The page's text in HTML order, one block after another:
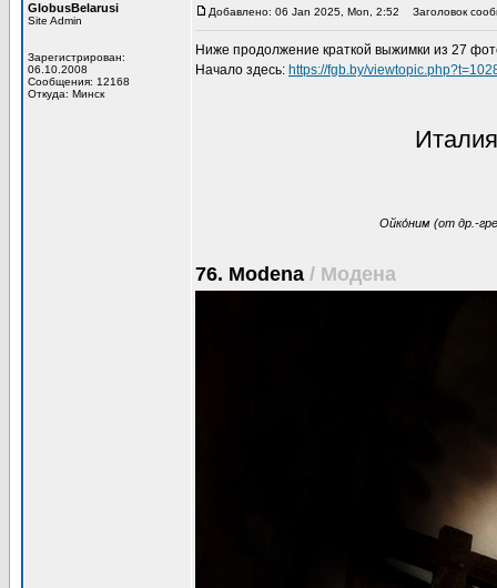
GlobusBelarusi
Site Admin
Зарегистрирован:
06.10.2008
Сообщения: 12168
Откуда: Минск
Добавлено: 06 Jan 2025, Mon, 2:52 Заголовок
Ниже продолжение краткой выжимки из 27
Начало здесь: https://fgb.by/
Ойко́ним (от др.-
76. Modena / Модена